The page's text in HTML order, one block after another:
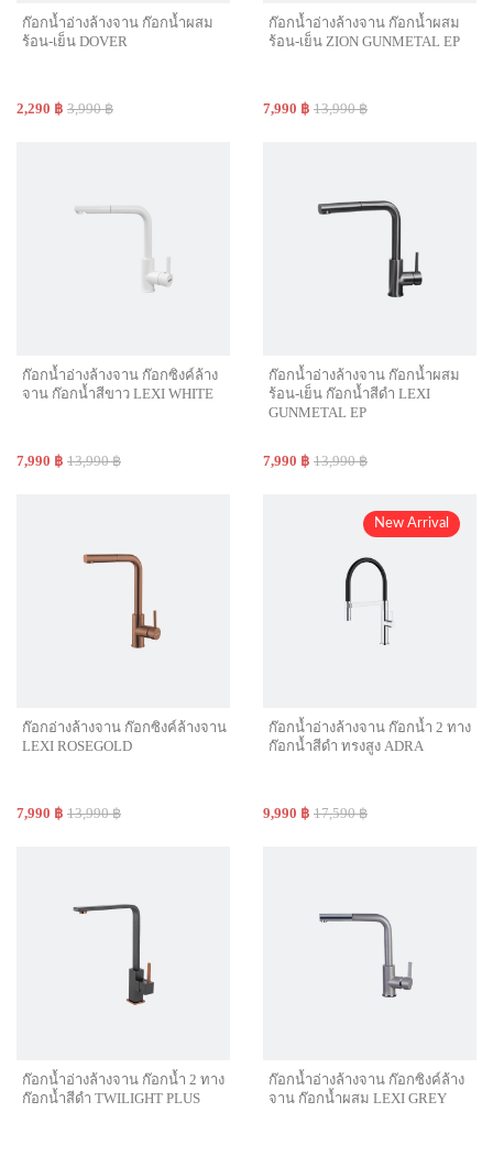
ก๊อกน้ำอ่างล้างจาน ก๊อกน้ำผสม
ร้อน-เย็น DOVER
2,290 ฿ 3,990 ฿
ก๊อกน้ำอ่างล้างจาน ก๊อกน้ำผสม
ร้อน-เย็น ZION GUNMETAL EP
7,990 ฿ 13,990 ฿
ก๊อกน้ำอ่างล้างจาน ก๊อกซิงค์ล้าง
จาน ก๊อกน้ำสีขาว LEXI WHITE
7,990 ฿ 13,990 ฿
ก๊อกน้ำอ่างล้างจาน ก๊อกน้ำผสม
ร้อน-เย็น ก๊อกน้ำสีดำ LEXI
GUNMETAL EP
7,990 ฿ 13,990 ฿
ก๊อกอ่างล้างจาน ก๊อกซิงค์ล้างจาน
LEXI ROSEGOLD
7,990 ฿ 13,990 ฿
New Arrival
ก๊อกน้ำอ่างล้างจาน ก๊อกน้ำ 2 ทาง
ก๊อกน้ำสีดำ ทรงสูง ADRA
9,990 ฿ 17,590 ฿
ก๊อกน้ำอ่างล้างจาน ก๊อกน้ำ 2 ทาง
ก๊อกน้ำสีดำ TWILIGHT PLUS
ก๊อกน้ำอ่างล้างจาน ก๊อกซิงค์ล้าง
จาน ก๊อกน้ำผสม LEXI GREY